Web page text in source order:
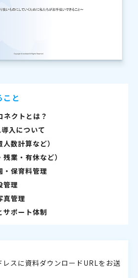
こと
ネクトとは？
入について
数計算など）
業・有休など）
・保育料管理
管理
真管理
サポート体制
レスに資料ダウンロードURLをお送